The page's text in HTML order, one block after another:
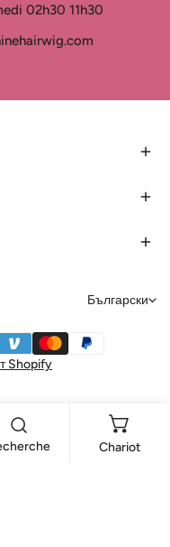
02h30 11h30
е
з
и
Български
Shopify
Chariot